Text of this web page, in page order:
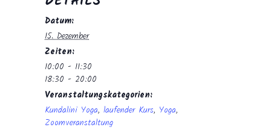
Datum:
15. Dezember
Zeiten:
10:00 - 11:30
18:30 - 20:00
Veranstaltungskategorien:
Kundalini Yoga, laufender Kurs, Yoga,
Zoomveranstaltung